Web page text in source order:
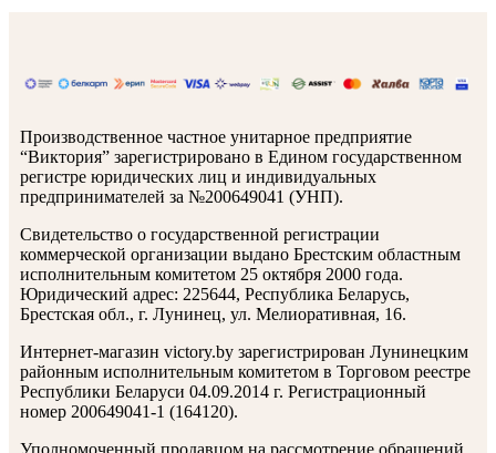
Производственное частное унитарное предприятие
“Виктория” зарегистрировано в Едином государственном
регистре юридических лиц и индивидуальных
предпринимателей за №200649041 (УНП).
Свидетельство о государственной регистрации
коммерческой организации выдано Брестским областным
исполнительным комитетом 25 октября 2000 года.
Юридический адрес: 225644, Республика Беларусь,
Брестская обл., г. Лунинец, ул. Мелиоративная, 16.
Интернет-магазин victory.by зарегистрирован Лунинецким
районным исполнительным комитетом в Торговом реестре
Республики Беларуси 04.09.2014 г. Регистрационный
номер 200649041-1 (164120).
Уполномоченный продавцом на рассмотрение обращений